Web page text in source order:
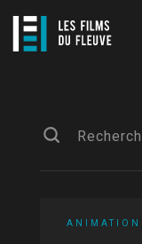
ANIMATION